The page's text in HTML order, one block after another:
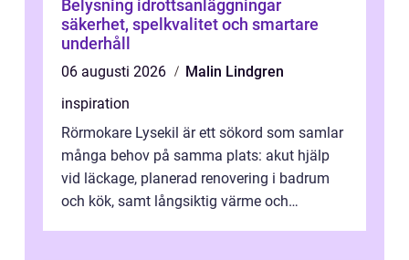
Belysning idrottsanläggningar
säkerhet, spelkvalitet och smartare
underhåll
06 augusti 2026
Malin Lindgren
inspiration
Rörmokare Lysekil är ett sökord som samlar
många behov på samma plats: akut hjälp
vid läckage, planerad renovering i badrum
och kök, samt långsiktig värme och